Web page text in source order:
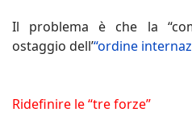
Il problema è che la
ostaggio dell’“ordine
Ridefinire le “tre forze”